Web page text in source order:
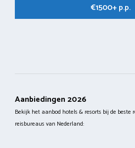
€1500+ p.p.
Aanbiedingen 2026
Bekijk het aanbod hotels & resorts bij de beste
reisbureaus van Nederland: